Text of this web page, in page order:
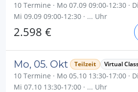
10 Termine · Mo 07.09 09:00-12:30 ·
Mi 09.09 09:00-12:30 · ... Uhr
2.598 €
Mo, 05. Okt Teilzeit Virtual
10 Termine · Mo 05.10 13:30-17:00 ·
Mi 07.10 13:30-17:00 · ... Uhr